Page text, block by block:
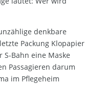
denkbare
Packung Klopapier
S-Bahn eine Maske
Passagieren darum
im Pflegeheim